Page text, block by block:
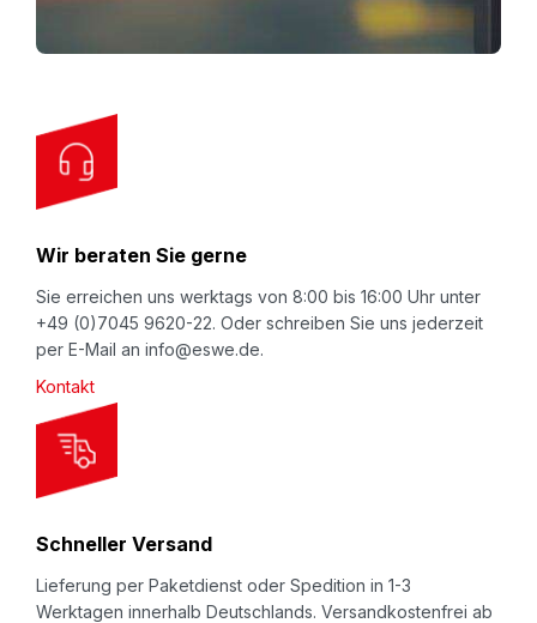
o
O
u
r
e
w
s
e
t
e
r
Wir beraten Sie gerne
Sie erreichen uns werktags von 8:00 bis 16:00 Uhr unter
+49 (0)7045 9620-22. Oder schreiben Sie uns jederzeit
per E-Mail an info@eswe.de.
Kontakt
Schneller Versand
Lieferung per Paketdienst oder Spedition in 1-3
Werktagen innerhalb Deutschlands. Versandkostenfrei ab